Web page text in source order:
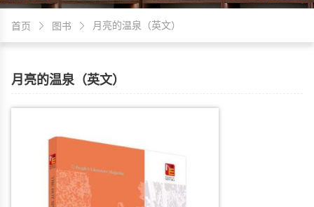
首页 图书 月亮的温泉（英文）
月亮的温泉（英文）